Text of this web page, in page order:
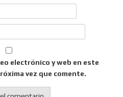
electrónico y web en este
vez que comente.